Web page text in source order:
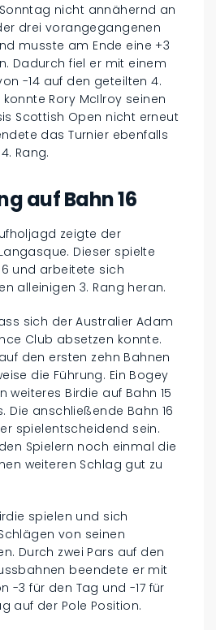
nicht annähernd an
drei vorangegangenen
musste am Ende eine +3
Dadurch fiel er mit einem
-14 auf den geteilten 4.
Rory McIlroy seinen
Scottish Open nicht erneut
das Turnier ebenfalls
Rang.
auf Bahn 16
zeigte der
Dieser spielte
und arbeitete sich
alleinigen 3. Rang heran.
sich der Australier Adam
Club absetzen konnte.
den ersten zehn Bahnen
die Führung. Ein Bogey
weiteres Birdie auf Bahn 15
Die anschließende Bahn 16
spielentscheidend sein.
Spielern noch einmal die
weiteren Schlag gut zu
spielen und sich
von seinen
Durch zwei Pars auf den
beendete er mit
-3 für den Tag und -17 für
auf der Pole Position.